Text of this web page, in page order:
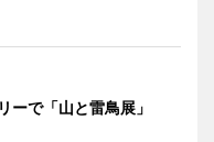
ーで「山と雷鳥展」